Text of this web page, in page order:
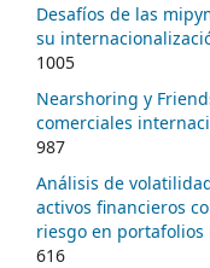
Desafíos de las
su
1005
Nearshoring y
comerciales
987
Análisis de
activos financieros
riesgo en
616